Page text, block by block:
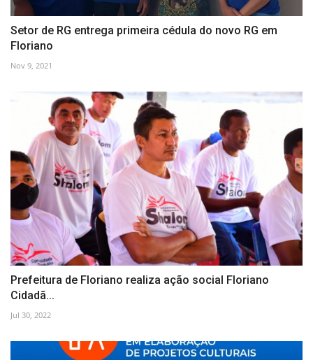
Setor de RG entrega primeira cédula do novo RG em
Floriano
Nov 9, 2021
Prefeitura de Floriano realiza ação social Floriano
Cidadã...
Jul 30, 2022